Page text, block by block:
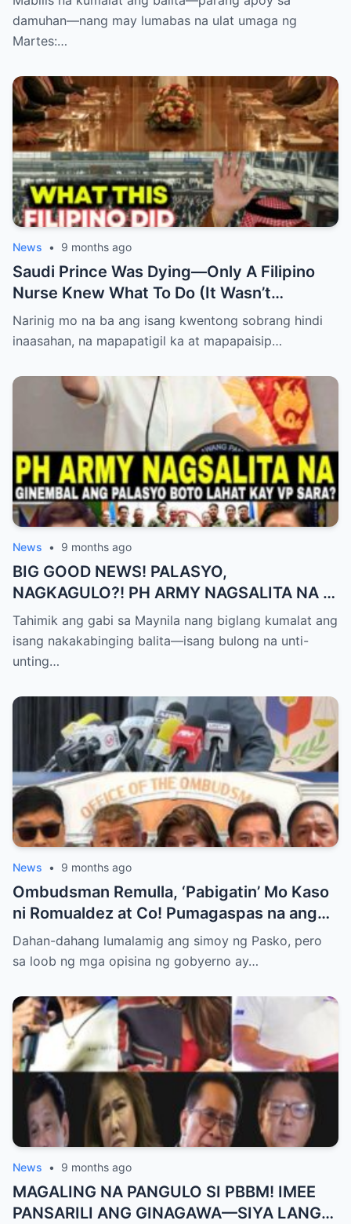
BA?
damuhan—nang may lumabas na ulat umaga ng
Martes:…
News • 9 months ago
Saudi Prince Was Dying—Only A Filipino
Nurse Knew What To Do (It Wasn’t
Medicine)
Narinig mo na ba ang isang kwentong sobrang hindi
inaasahan, na mapapatigil ka at mapapaisip…
News • 9 months ago
BIG GOOD NEWS! PALASYO,
NAGKAGULO?! PH ARMY NAGSALITA NA —
BOTO LAHAT KAY VP SARA BILANG NEXT
PRESIDENT?
Tahimik ang gabi sa Maynila nang biglang kumalat ang
isang nakakabinging balita—isang bulong na unti-
unting…
News • 9 months ago
Ombudsman Remulla, ‘Pabigatin’ Mo Kaso
ni Romualdez at Co! Pumagaspas na ang
Pangulo—pero bakit malamya?
Dahan-dahang lumalamig ang simoy ng Pasko, pero
sa loob ng mga opisina ng gobyerno ay…
News • 9 months ago
MAGALING NA PANGULO SI PBBM! IMEE
PANSARILI ANG GINAGAWA—SIYA LANG